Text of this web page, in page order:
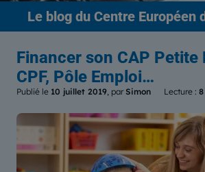
Le blogdu Centre Européen
Financer son CAP Petite
CPF, Pôle Emploi…
Publié le 10 juillet 2019, par Simon Lecture :